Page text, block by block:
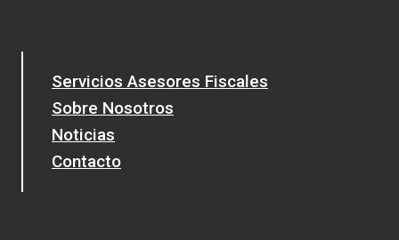
Servicios Asesores Fiscales
Sobre Nosotros
Noticias
Contacto